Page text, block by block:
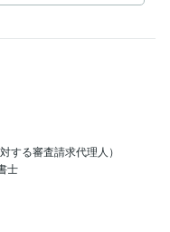
する審査請求代理人）
士
ています。返信は年末年
内に致します。